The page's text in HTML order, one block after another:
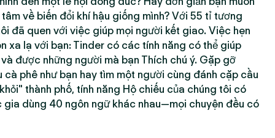
về biến đổi khí hậu giống mình? Với 55 tỉ tương
đã quen với việc giúp mọi người kết giao. Việc hẹn
xa lạ với bạn: Tinder có các tính năng có thể giúp
được những người mà bạn Thích chú ý. Gặp gỡ
cà phê như bạn hay tìm một người cùng đánh cặp cầu
thành phố, tính năng Hộ chiếu của chúng tôi có
gia dùng 40 ngôn ngữ khác nhau—mọi chuyện đều có